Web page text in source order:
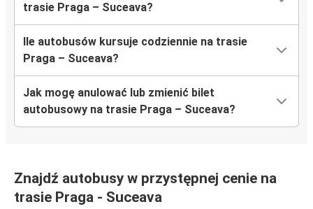
trasie Praga – Suceava?
Ile autobusów kursuje codziennie na trasie
Praga – Suceava?
Jak mogę anulować lub zmienić bilet
autobusowy na trasie Praga – Suceava?
Znajdź autobusy w przystępnej cenie na
trasie Praga - Suceava